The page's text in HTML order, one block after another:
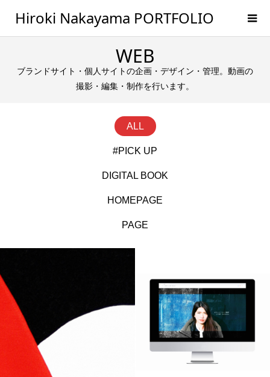
Hiroki Nakayama PORTFOLIO
WEB
ブランドサイト・個人サイトの企画・デザイン・管理。動画の
撮影・編集・制作を行います。
ALL
#PICK UP
DIGITAL BOOK
HOMEPAGE
PAGE